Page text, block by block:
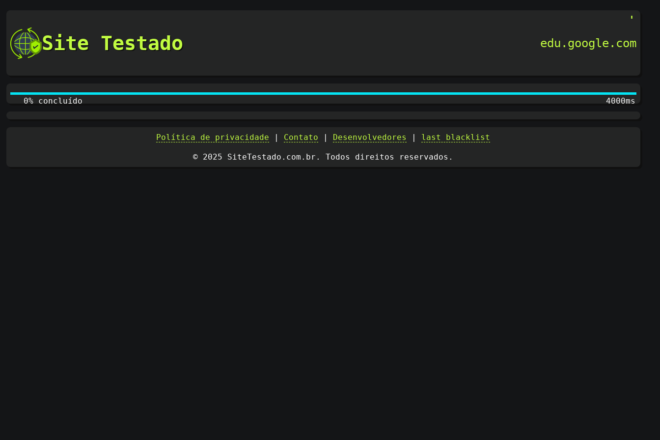
Site Testado edu.google.com
0% concluído 4200ms
Política de privacidade Contato Desenvolvedores last blacklist
© 2025 SiteTestado.com.br. Todos direitos reservados.